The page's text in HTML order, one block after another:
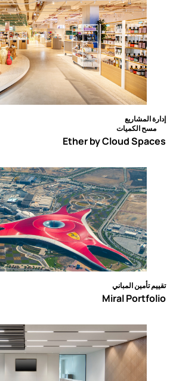
إدارة المشاريع
مسح الكميات
Ether by Cloud Spaces
تقييم تأمين المباني
Miral Portfolio